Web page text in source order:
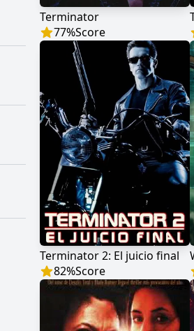
Terminator
77%Score
Terminator 2: El juicio final
82%Score